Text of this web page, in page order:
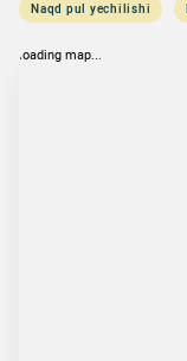
Naqd pul yechilishi
loading map...